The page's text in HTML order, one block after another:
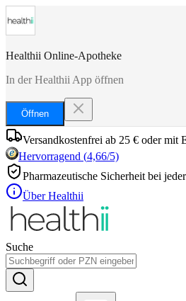
Healthii Online-Apotheke
In der Healthii App öffnen
Öffnen
Versandkostenfrei ab 25 € oder mit
Hervorragend (4,66/5)
Pharmazeutische Sicherheit bei
Über Healthii
Suche